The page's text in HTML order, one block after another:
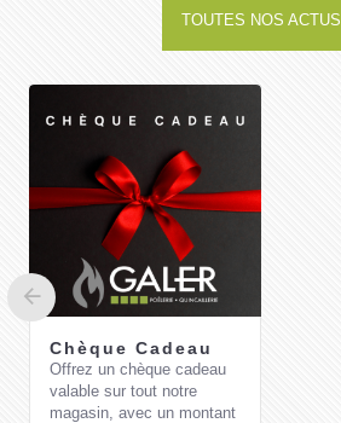
TOUTES NOS ACTUS
Chèque Cadeau
Offrez un chèque cadeau
valable sur tout notre
magasin, avec un montant